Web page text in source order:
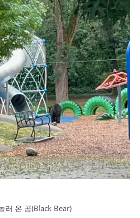
러 온 곰(Black Bear)